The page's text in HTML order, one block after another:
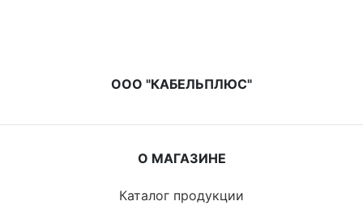
ООО "КАБЕЛЬПЛЮС"
О МАГАЗИНЕ
Каталог продукции